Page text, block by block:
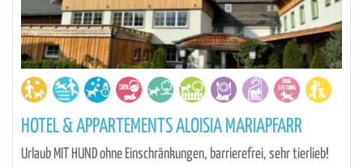
HOTEL & APPARTEMENTS ALOISIA MARIAPFARR
Urlaub MIT HUND ohne Einschränkungen, barrierefrei, sehr tierlieb!